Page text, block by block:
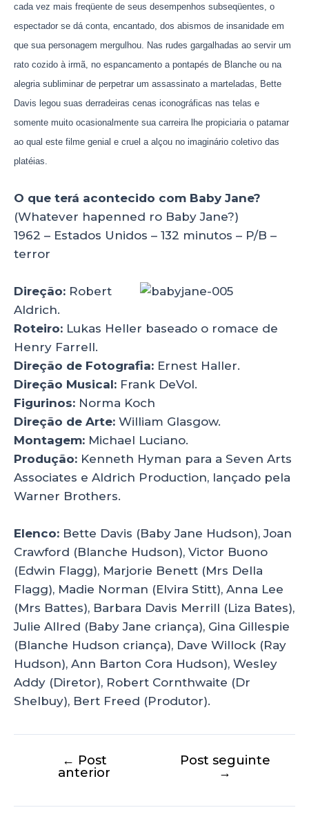
cada vez mais freqüente de seus desempenhos subseqüentes, o
espectador se dá conta, encantado, dos abismos de insanidade em
que sua personagem mergulhou. Nas rudes gargalhadas ao servir um
rato cozido à irmã, no espancamento a pontapés de Blanche ou na
alegria subliminar de perpetrar um assassinato a marteladas, Bette
Davis legou suas derradeiras cenas iconográficas nas telas e
somente muito ocasionalmente sua carreira lhe propiciaria o patamar
ao qual este filme genial e cruel a alçou no imaginário coletivo das
platéias.
O que terá acontecido com Baby Jane?
(Whatever hapenned ro Baby Jane?)
1962 – Estados Unidos – 132 minutos – P/B –
terror
Direção: Robert
Aldrich.
Roteiro: Lukas Heller baseado o romace de
Henry Farrell.
Direção de Fotografia: Ernest Haller.
Direção Musical: Frank DeVol.
Figurinos: Norma Koch
Direção de Arte: William Glasgow.
Montagem: Michael Luciano.
Produção: Kenneth Hyman para a Seven Arts
Associates e Aldrich Production, lançado pela
Warner Brothers.
Elenco: Bette Davis (Baby Jane Hudson), Joan
Crawford (Blanche Hudson), Victor Buono
(Edwin Flagg), Marjorie Benett (Mrs Della
Flagg), Madie Norman (Elvira Stitt), Anna Lee
(Mrs Battes), Barbara Davis Merrill (Liza Bates),
Julie Allred (Baby Jane criança), Gina Gillespie
(Blanche Hudson criança), Dave Willock (Ray
Hudson), Ann Barton Cora Hudson), Wesley
Addy (Diretor), Robert Cornthwaite (Dr
Shelbuy), Bert Freed (Produtor).
← Post
anterior
Post seguinte
→